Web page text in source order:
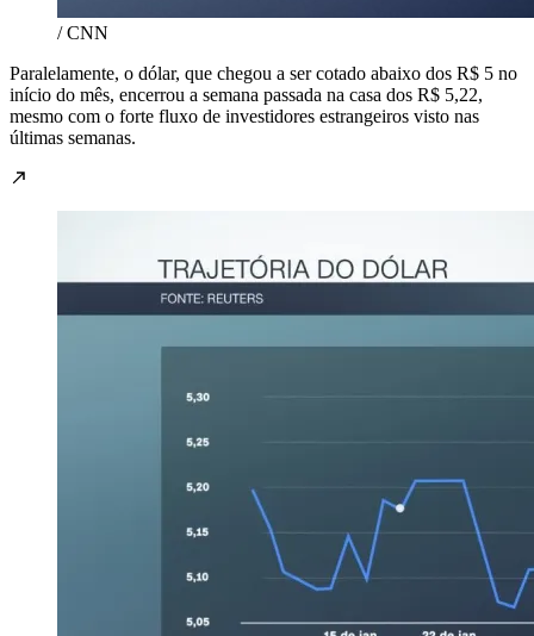
/ CNN
Paralelamente, o dólar, que chegou a ser cotado abaixo dos R$ 5 no
início do mês, encerrou a semana passada na casa dos R$ 5,22,
mesmo com o forte fluxo de investidores estrangeiros visto nas
últimas semanas.